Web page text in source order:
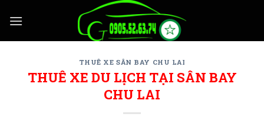
THUÊ XE SÂN BAY CHU LAI
THUÊ XE DU LỊCH TẠI SÂN BAY
CHU LAI